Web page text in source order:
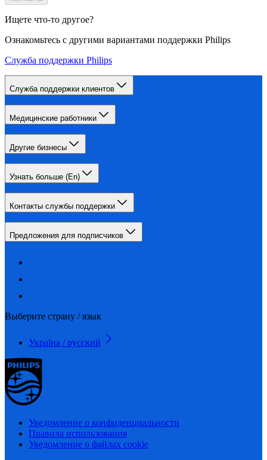
Ищете что-то другое?
Ознакомьтесь с другими вариантами поддержки Philips
Служба поддержки Philips
Служба поддержки клиентов
Медицинские работники
Другие бизнесы
Узнать больше (En)
Контакты службы поддержки
Предложения для подписчиков
Выберите страну / язык
Україна / русский
Уведомление о конфиденциальности
Правила использования
Уведомление о файлах cookie